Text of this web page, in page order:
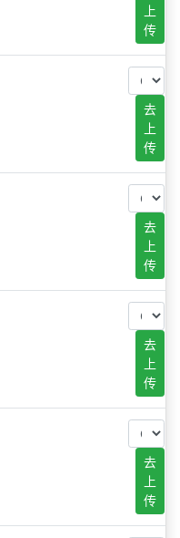
上
传
去
上
传
去
上
传
去
上
传
去
上
传